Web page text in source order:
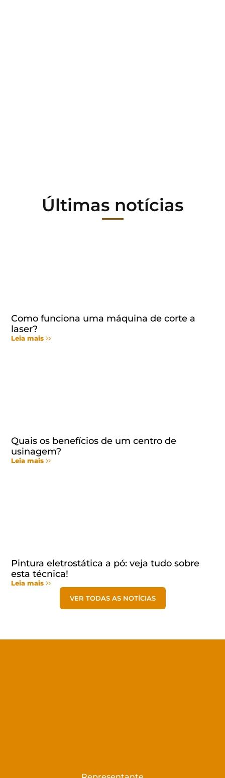
Últimas notícias
Como funciona uma máquina de corte a
laser?
Leia mais
Quais os benefícios de um centro de
usinagem?
Leia mais
Pintura eletrostática a pó: veja tudo sobre
esta técnica!
Leia mais
VER TODAS AS NOTÍCIAS